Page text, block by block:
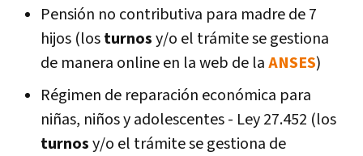
Pensión no contributiva para madre de 7
hijos (losturnosy/o el trámite se gestiona
de manera online en la web de laANSES)
Régimen de reparación económica para
niñas, niños y adolescentes - Ley 27.452 (los
turnosy/o el trámite se gestiona de